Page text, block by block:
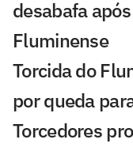
desabafa
Fluminense
Torcida do
por queda
Torcedores